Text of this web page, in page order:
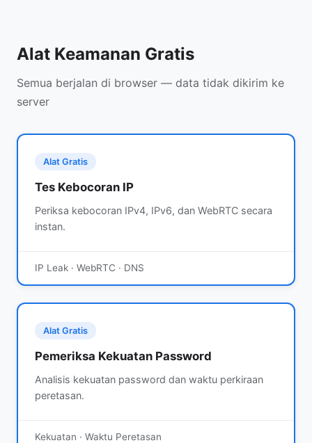
Alat Keamanan Gratis
Semua berjalan di browser — data tidak dikirim ke
server
Alat Gratis
Tes Kebocoran IP
Periksa kebocoran IPv4, IPv6, dan WebRTC secara
instan.
IP Leak · WebRTC · DNS
Alat Gratis
Pemeriksa Kekuatan Password
Analisis kekuatan password dan waktu perkiraan
peretasan.
Kekuatan · Waktu Peretasan